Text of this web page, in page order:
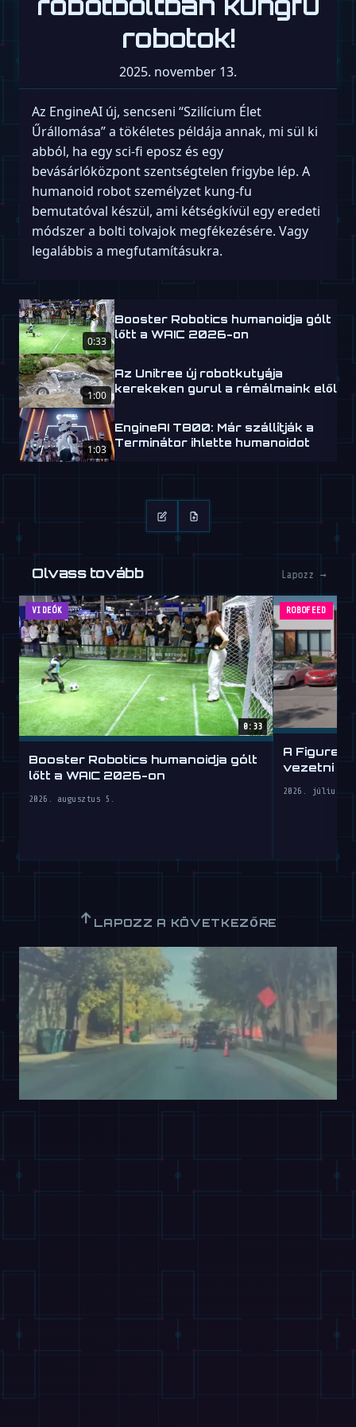
robotok!
2025. november 13.
Az EngineAI új, sencseni “Szilícium Élet
Űrállomása” a tökéletes példája annak, mi sül ki
abból, ha egy sci-fi eposz és egy
bevásárlóközpont szentségtelen frigybe lép. A
humanoid robot személyzet kung-fu
bemutatóval készül, ami kétségkívül egy eredeti
módszer a bolti tolvajok megfékezésére. Vagy
legalábbis a megfutamításukra.
0:33
Booster Robotics humanoidja gólt
lőtt a WAIC 2026-on
1:00
Az Unitree új robotkutyája
kerekeken gurul a rémálmaink elől
1:03
EngineAI T800: Már szállítják a
Terminátor ihlette humanoidot
Olvass tovább Lapozz →
VIDEÓK
0:33
Booster Robotics humanoidja gólt
lőtt a WAIC 2026-on
2026. augusztus 5.
ROBOFEED
A Figure
vezetni
2026. július
↑ LAPOZZ A KÖVETKEZŐRE